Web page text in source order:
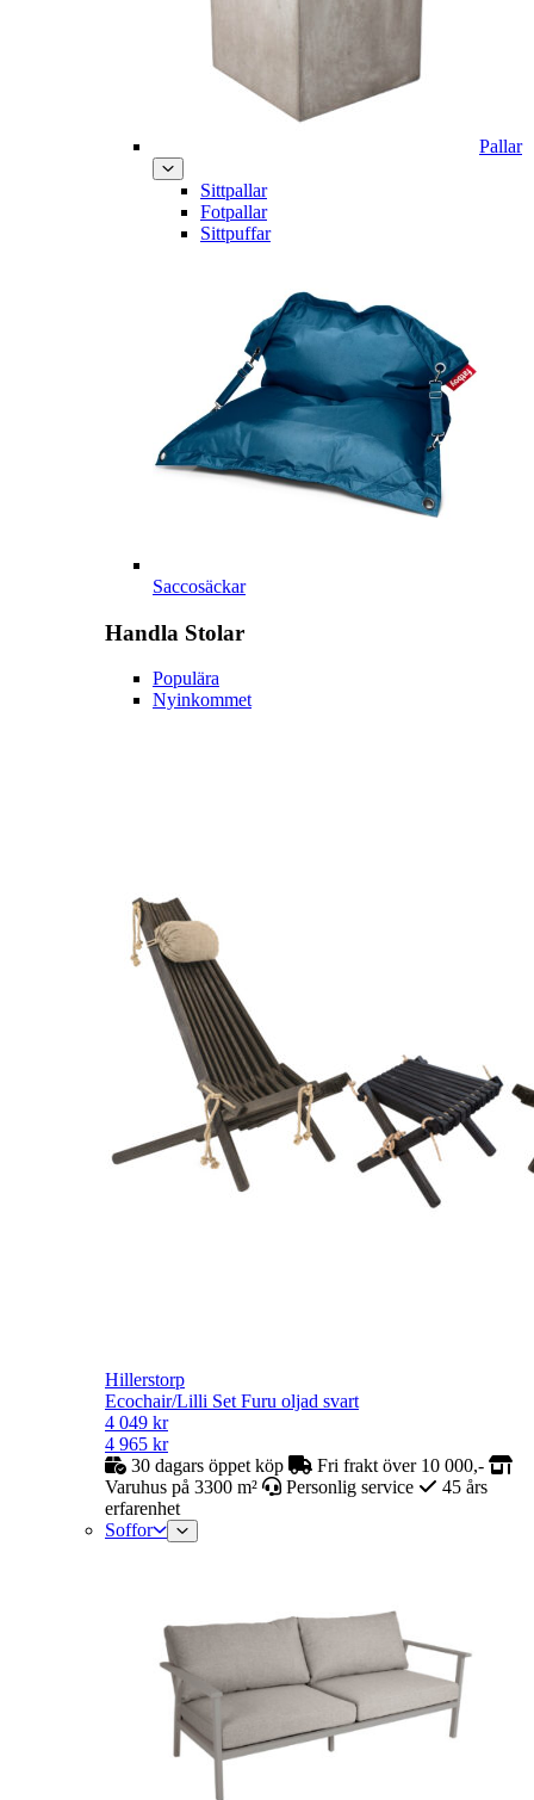
Pallar
Sittpallar
Fotpallar
Sittpuffar
Saccosäckar
Handla Stolar
Populära
Nyinkommet
Hillerstorp
Ecochair/Lilli Set Furu oljad svart
4 049 kr
4 965 kr
30 dagars öppet köp
Fri frakt över 10 000,-
Varuhus på 3300 m²
Personlig service
45 års
erfarenhet
Soffor